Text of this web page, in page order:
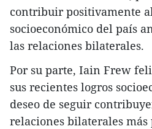
contribuir positivamente
socioeconómico del país
las relaciones bilaterales.
​Por su parte, Iain Frew
sus recientes logros
deseo de seguir
relaciones bilaterales más